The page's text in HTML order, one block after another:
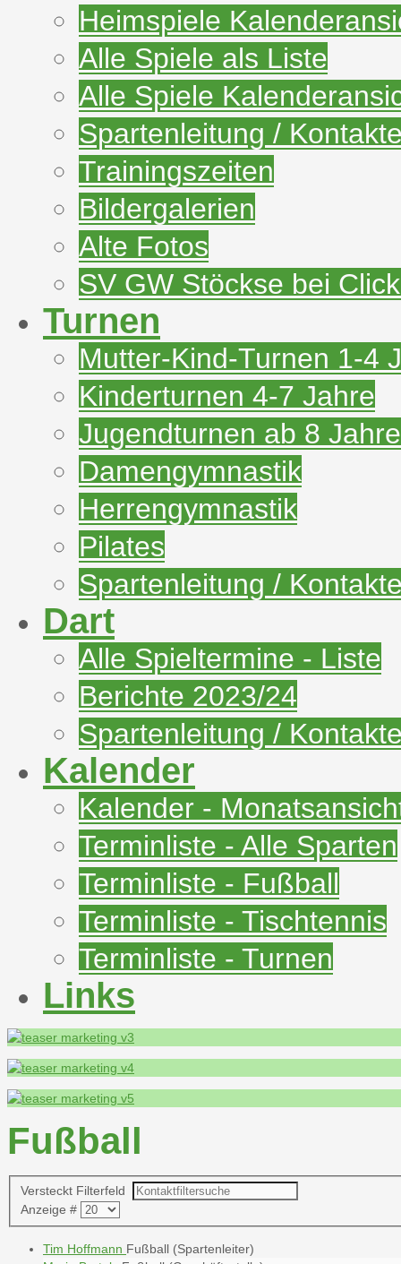
Heimspiele
Alle Spiele als Liste
Alle Spiele
Spartenleitung /
Trainingszeiten
Bildergalerien
Alte Fotos
SV GW Stöckse bei
Turnen
Mutter-Kind-Turnen 1-4
Kinderturnen 4-7 Jahre
Jugendturnen ab 8 Jahre
Damengymnastik
Herrengymnastik
Pilates
Spartenleitung /
Dart
Alle Spieltermine - Liste
Berichte 2023/24
Spartenleitung /
Kalender
Kalender -
Terminliste - Alle Sparten
Terminliste - Fußball
Terminliste - Tischtennis
Terminliste - Turnen
Links
Fußball
Versteckt Filterfeld
Anzeige #
Tim Hoffmann Fußball (Spartenleiter)